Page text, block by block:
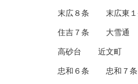
末広８条
末広東
住吉７条
大雪通
高砂台
近文町
忠和６条
忠和７条